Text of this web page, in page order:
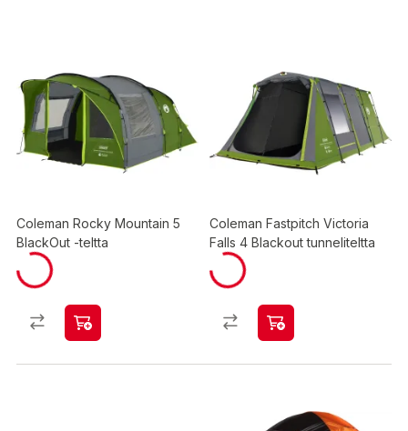
Coleman Rocky Mountain 5
BlackOut -teltta
Coleman Fastpitch Victoria
Falls 4 Blackout tunneliteltta